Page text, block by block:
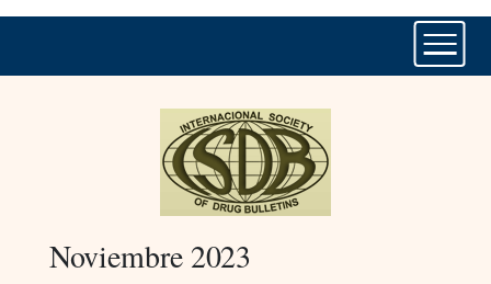
Noviembre 2023